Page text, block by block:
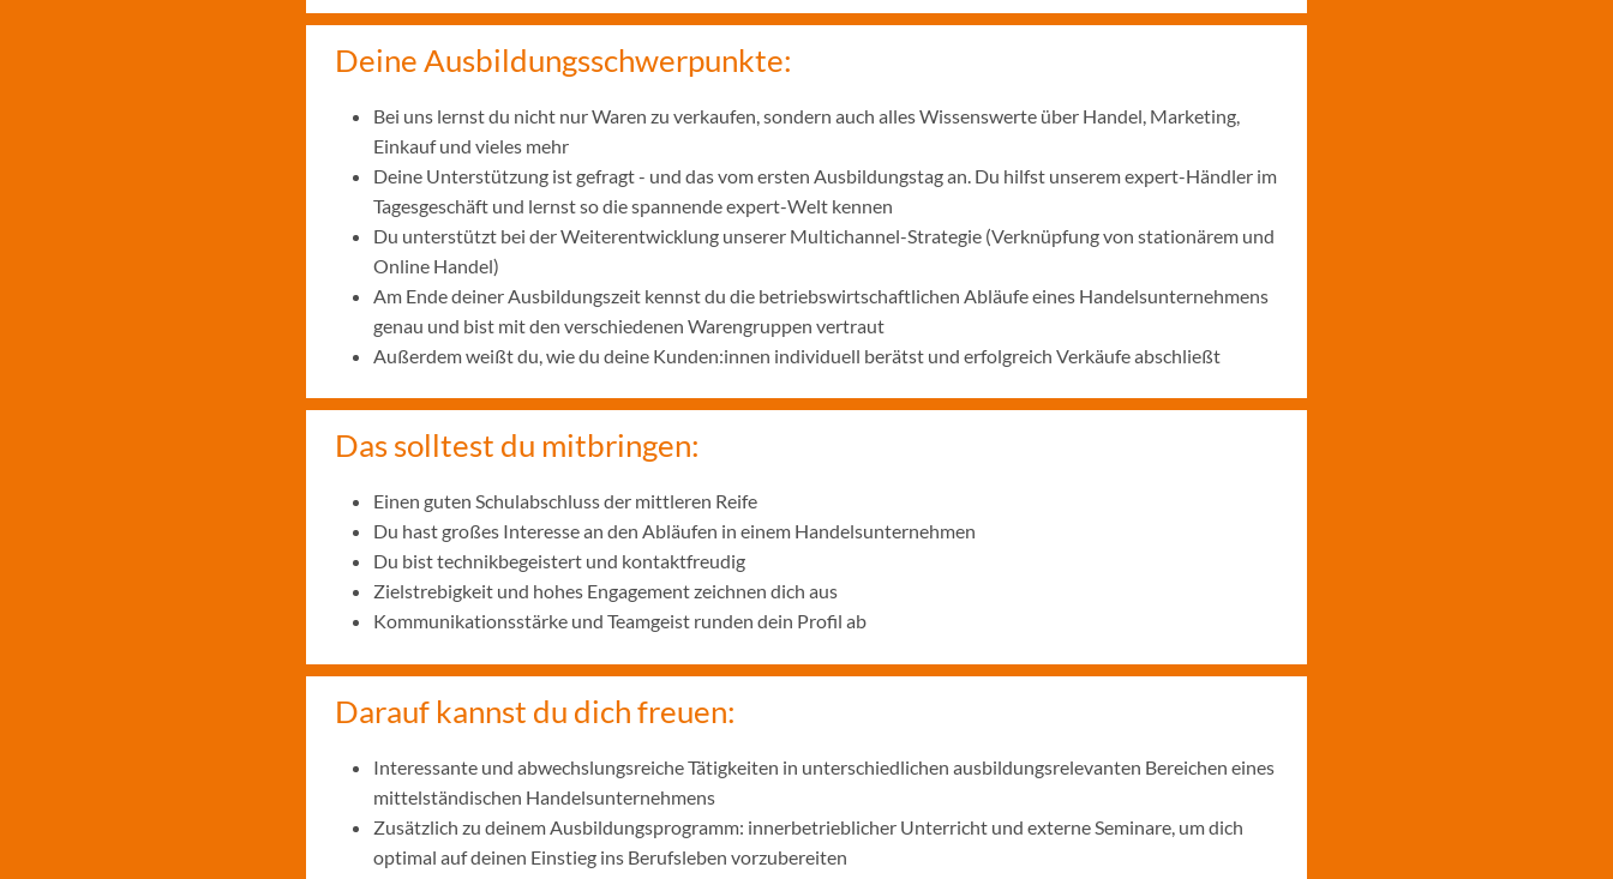
Deine Ausbildungsschwerpunkte:
Bei uns lernst du nicht nur Waren zu verkaufen, sondern auch alles Wissenswerte über Handel, Marketing,
Einkauf und vieles mehr
Deine Unterstützung ist gefragt - und das vom ersten Ausbildungstag an. Du hilfst unserem expert-Händler im
Tagesgeschäft und lernst so die spannende expert-Welt kennen
Du unterstützt bei der Weiterentwicklung unserer Multichannel-Strategie (Verknüpfung von stationärem und
Online Handel)
Am Ende deiner Ausbildungszeit kennst du die betriebswirtschaftlichen Abläufe eines Handelsunternehmens
genau und bist mit den verschiedenen Warengruppen vertraut
Außerdem weißt du, wie du deine Kunden:innen individuell berätst und erfolgreich Verkäufe abschließt
Das solltest du mitbringen:
Einen guten Schulabschluss der mittleren Reife
Du hast großes Interesse an den Abläufen in einem Handelsunternehmen
Du bist technikbegeistert und kontaktfreudig
Zielstrebigkeit und hohes Engagement zeichnen dich aus
Kommunikationsstärke und Teamgeist runden dein Profil ab
Darauf kannst du dich freuen:
Interessante und abwechslungsreiche Tätigkeiten in unterschiedlichen ausbildungsrelevanten Bereichen eines
mittelständischen Handelsunternehmens
Zusätzlich zu deinem Ausbildungsprogramm: innerbetrieblicher Unterricht und externe Seminare, um dich
optimal auf deinen Einstieg ins Berufsleben vorzubereiten